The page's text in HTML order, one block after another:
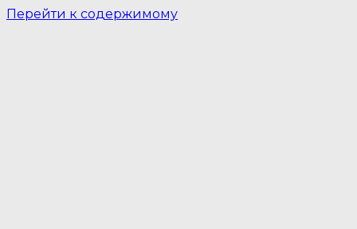
Перейти к содержимому